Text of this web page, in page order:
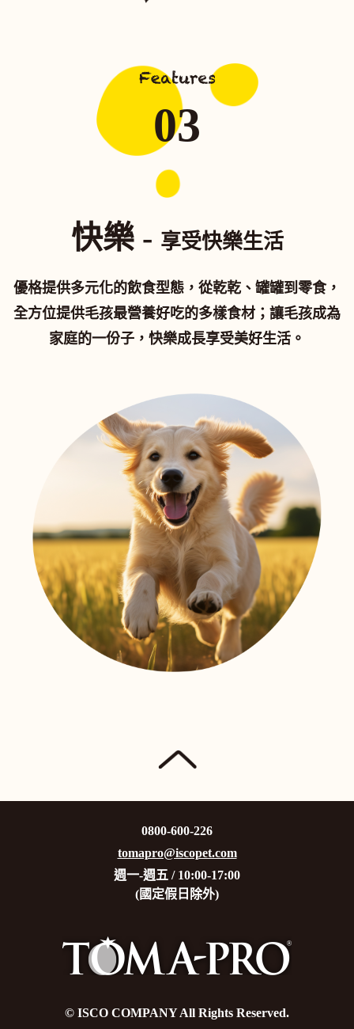
03
快樂 - 享受快樂生活
優格提供多元化的飲食型態，從乾乾、罐罐到零食，
全方位提供毛孩最營養好吃的多樣食材；讓毛孩成為
家庭的一份子，快樂成長享受美好生活。
0800-600-226
tomapro@iscopet.com
週一-週五 / 10:00-17:00
(國定假日除外)
© ISCO COMPANY All Rights Reserved.